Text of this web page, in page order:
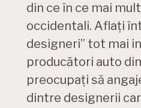
din ce în ce mai
occidentali. Aflați
designeri” tot mai
producători auto
preocupați să
dintre designerii